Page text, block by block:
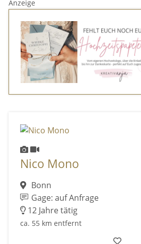
Anzeige
Nico Mono
Bonn
Gage: auf Anfrage
12 Jahre tätig
ca. 55 km entfernt